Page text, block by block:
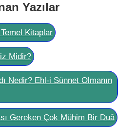
Yazılar
Kitaplar
Midir?
Nedir? Ehl-i Sünnet Olmanın
Gereken Çok Mühim Bir Duâ